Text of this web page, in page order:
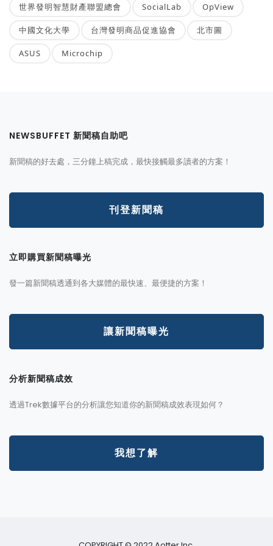
世界發明智慧財產聯盟總會 SocialLab OpView
中國文化大學 台灣發明商品促進協會 北市圖
ASUS Microchip
NEWSBUFFET 新聞稿自助吧
新聞稿的好去處，三分鐘上稿完成，最快接觸最多讀者的方案！
刊登新聞稿
立即購買新聞稿曝光
發一篇新聞稿透通到各大媒體的最快速、最便捷的方案！
讓新聞稿曝光
分析新聞稿成效
透過Trek數據平台的分析讓您知道你的新聞稿成效表現如何？
我想了解